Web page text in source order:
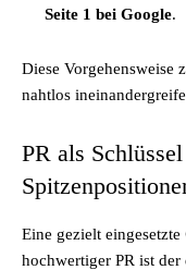
Seite 1 bei Google.
Diese Vorgehensweise
nahtlos
PR als
Eine gezielt eingesetzte
hochwertiger PR ist der